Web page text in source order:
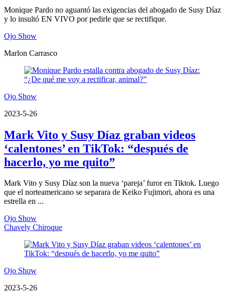
Monique Pardo no aguantó las exigencias del abogado de Susy Díaz
y lo insultó EN VIVO por pedirle que se rectifique.
Ojo Show
Marlon Carrasco
Ojo Show
2023-5-26
Mark Vito y Susy Díaz graban videos
‘calentones’ en TikTok: “después de
hacerlo, yo me quito”
Mark Vito y Susy Díaz son la nueva ‘pareja’ furor en Tiktok. Luego
que el norteamericano se separara de Keiko Fujimori, ahora es una
estrella en ...
Ojo Show
Chavely Chiroque
Ojo Show
2023-5-26